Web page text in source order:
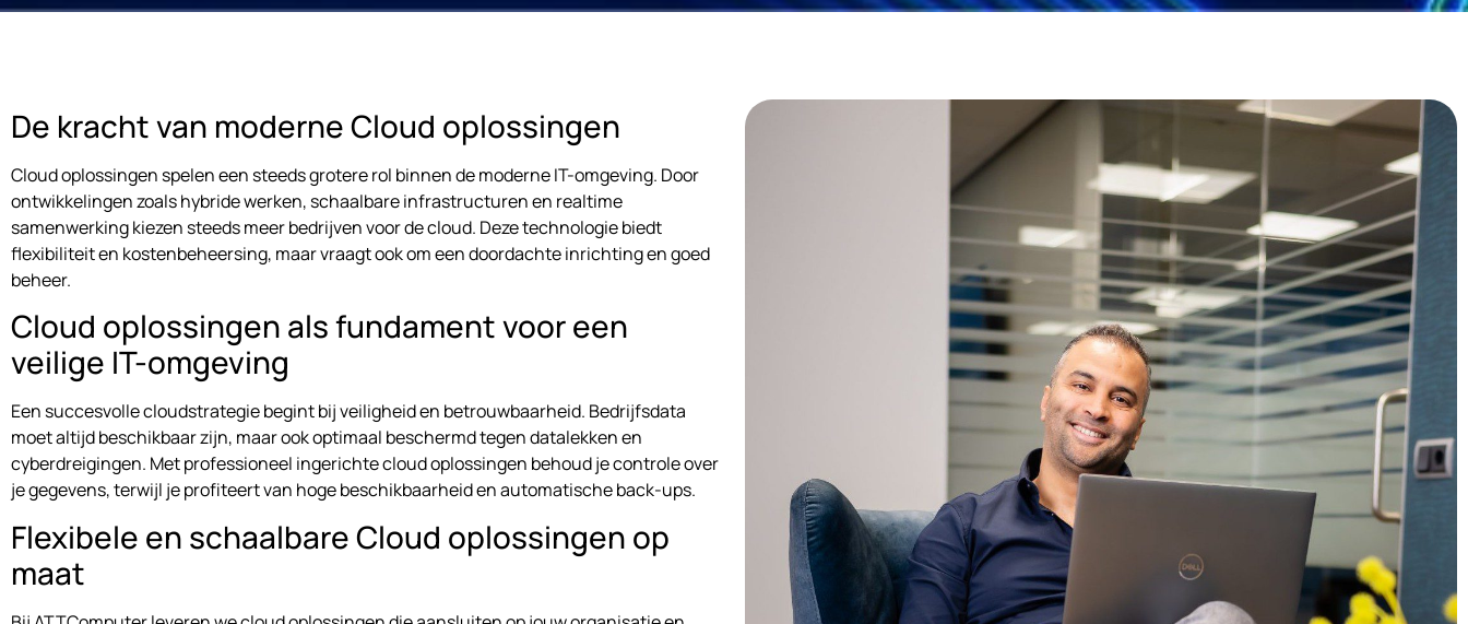
De kracht van moderne Cloud oplossingen
Cloud oplossingen spelen een steeds grotere rol binnen de moderne IT-omgeving. Door
ontwikkelingen zoals hybride werken, schaalbare infrastructuren en realtime
samenwerking kiezen steeds meer bedrijven voor de cloud. Deze technologie biedt
flexibiliteit en kostenbeheersing, maar vraagt ook om een doordachte inrichting en goed
beheer.
Cloud oplossingen als fundament voor een
veilige IT-omgeving
Een succesvolle cloudstrategie begint bij veiligheid en betrouwbaarheid. Bedrijfsdata
moet altijd beschikbaar zijn, maar ook optimaal beschermd tegen datalekken en
cyberdreigingen. Met professioneel ingerichte cloud oplossingen behoud je controle over
je gegevens, terwijl je profiteert van hoge beschikbaarheid en automatische back-ups.
Flexibele en schaalbare Cloud oplossingen op
maat